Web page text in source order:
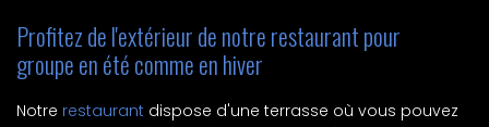
Profitez de l'extérieur de notre restaurant pour
groupe en été comme en hiver
Notre restaurant dispose d'une terrasse où vous pouvez